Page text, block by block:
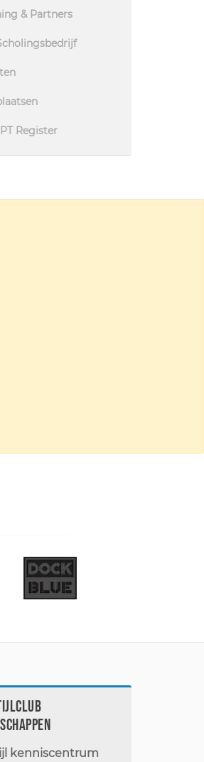
& Partners
Register
kenniscentrum